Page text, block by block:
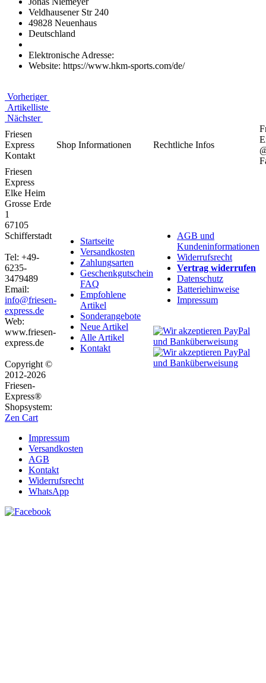
Veldhausener Str 240
49828 Neuenhaus
Deutschland
Elektronische Adresse:
Website: https://www.hkm-sports.com/de/
Vorheriger
Artikelliste
Nächster
Friesen
Express
Kontakt
Shop Informationen Rechtliche Infos
Friesen
Express
Elke Heim
Grosse Erde
1
67105
Schifferstadt
Tel: +49-
6235-
3479489
Email:
info@friesen-
express.de
Web:
www.friesen-
express.de
Copyright ©
2012-2026
Friesen-
Express®
Shopsystem:
Zen Cart
Startseite
Versandkosten
Zahlungsarten
Geschenkgutschein
FAQ
Empfohlene
Artikel
Sonderangebote
Neue Artikel
Alle Artikel
Kontakt
AGB und
Kundeninformationen
Widerrufsrecht
Vertrag widerrufen
Datenschutz
Batteriehinweise
Impressum
Impressum
Versandkosten
AGB
Kontakt
Widerrufsrecht
WhatsApp